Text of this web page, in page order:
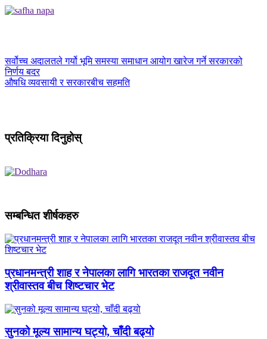
सर्वोच्च अदालतले गर्यो भूमि समस्या समाधान आयोग खारेज गर्ने सरकारको
निर्णय बदर
औषधि व्यवसायी र सरकारबीच सहमति
प्रतिक्रिया दिनुहोस्
सम्बन्धित शीर्षकहरु
प्रधानमन्त्री शाह र नेपालका लागि भारतका राजदूत नवीन
श्रीवास्तव बीच शिष्टचार भेट
सुनको मूल्य सामान्य घट्यो, चाँदी बढ्यो